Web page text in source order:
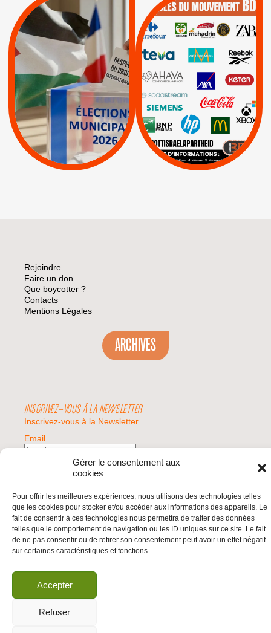
Gérer le consentement aux
cookies
Pour offrir les meilleures expériences, nous utilisons des technologies telles
que les cookies pour stocker et/ou accéder aux informations des appareils. Le
fait de consentir à ces technologies nous permettra de traiter des données
telles que le comportement de navigation ou les ID uniques sur ce site. Le fait
de ne pas consentir ou de retirer son consentement peut avoir un effet négatif
sur certaines caractéristiques et fonctions.
Accepter
Refuser
MUNICIPALES 2026 :
JE VOTE POUR LE
RESPECT DU DROIT
INTERNATIONAL EN
PALESTINE
APPELS | Actus |
Espaces Sans
Apartheid
| Lettres d'interpellation
Pétitions
QUE BOYCOTTER ?
BOYCOTT /
AXA BNP | CAF |
Carrefour | HP |
Keter |
Livres et brochures |
Mehadrin | PUMA
Sodastream |
Visuels, tracts,
affiches,...
Rejoindre
Faire un don
Que boycotter ?
Contacts
Mentions Légales
ARCHIVES
INSCRIVEZ-VOUS À LA NEWSLETTER
Inscrivez-vous à la Newsletter
Email
Valider
© 2026 | BDS France | Boycott Désinvestissement Sanctions, la réponse
citoyenne et non-violente à l'impunité d'Israël |